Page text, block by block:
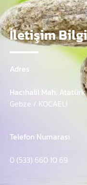
İletişim
Adres
Hacıhalil Mah. Atatürk
Gebze / KOCAELİ
Telefon Numarası
0 (533) 660 10 69